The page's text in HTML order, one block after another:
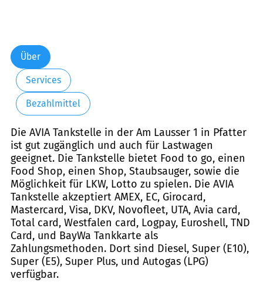
Über
Services
Bezahlmittel
Die AVIA Tankstelle in der Am Lausser 1 in Pfatter
ist gut zugänglich und auch für Lastwagen
geeignet. Die Tankstelle bietet Food to go, einen
Food Shop, einen Shop, Staubsauger, sowie die
Möglichkeit für LKW, Lotto zu spielen. Die AVIA
Tankstelle akzeptiert AMEX, EC, Girocard,
Mastercard, Visa, DKV, Novofleet, UTA, Avia card,
Total card, Westfalen card, Logpay, Euroshell, TND
Card, und BayWa Tankkarte als
Zahlungsmethoden. Dort sind Diesel, Super (E10),
Super (E5), Super Plus, und Autogas (LPG)
verfügbar.